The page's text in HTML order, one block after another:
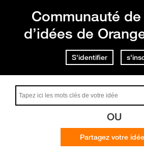
Communauté
d’idées de
S'identifier
OU
Partagez votre